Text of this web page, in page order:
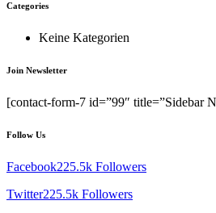
Categories
Keine Kategorien
Join Newsletter
[contact-form-7 id=”99″ title=”Sidebar
Follow Us
Facebook225.5k Followers
Twitter225.5k Followers